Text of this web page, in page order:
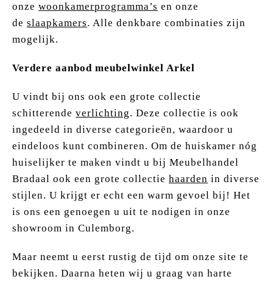
onze woonkamerprogramma’s en onze
de slaapkamers. Alle denkbare combinaties zijn
mogelijk.
Verdere aanbod meubelwinkel Arkel
U vindt bij ons ook een grote collectie
schitterende verlichting. Deze collectie is ook
ingedeeld in diverse categorieën, waardoor u
eindeloos kunt combineren. Om de huiskamer nóg
huiselijker te maken vindt u bij Meubelhandel
Bradaal ook een grote collectie haarden in diverse
stijlen. U krijgt er echt een warm gevoel bij! Het
is ons een genoegen u uit te nodigen in onze
showroom in Culemborg.
Maar neemt u eerst rustig de tijd om onze site te
bekijken. Daarna heten wij u graag van harte